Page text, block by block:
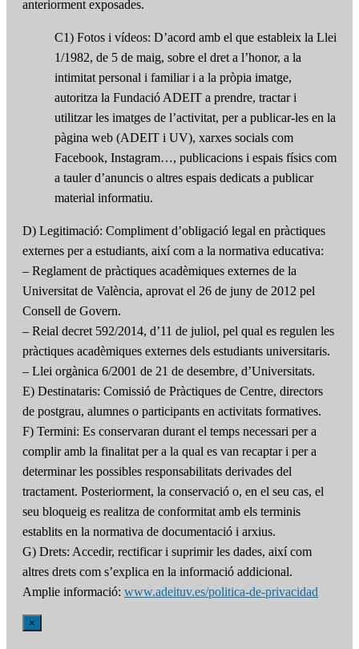
anteriorment exposades.
C1) Fotos i vídeos: D’acord amb el que estableix la Llei
1/1982, de 5 de maig, sobre el dret a l’honor, a la
intimitat personal i familiar i a la pròpia imatge,
autoritza la Fundació ADEIT a prendre, tractar i
utilitzar les imatges de l’activitat, per a publicar-les en la
pàgina web (ADEIT i UV), xarxes socials com
Facebook, Instagram…, publicacions i espais físics com
a tauler d’anuncis o altres espais dedicats a publicar
material informatiu.
D) Legitimació: Compliment d’obligació legal en pràctiques
externes per a estudiants, així com a la normativa educativa:
– Reglament de pràctiques acadèmiques externes de la
Universitat de València, aprovat el 26 de juny de 2012 pel
Consell de Govern.
– Reial decret 592/2014, d’11 de juliol, pel qual es regulen les
pràctiques acadèmiques externes dels estudiants universitaris.
– Llei orgànica 6/2001 de 21 de desembre, d’Universitats.
E) Destinataris: Comissió de Pràctiques de Centre, directors
de postgrau, alumnes o participants en activitats formatives.
F) Termini: Es conservaran durant el temps necessari per a
complir amb la finalitat per a la qual es van recaptar i per a
determinar les possibles responsabilitats derivades del
tractament. Posteriorment, la conservació o, en el seu cas, el
seu bloqueig es realitza de conformitat amb els terminis
establits en la normativa de documentació i arxius.
G) Drets: Accedir, rectificar i suprimir les dades, així com
altres drets com s’explica en la informació addicional.
Amplie informació: www.adeituv.es/politica-de-privacidad
×